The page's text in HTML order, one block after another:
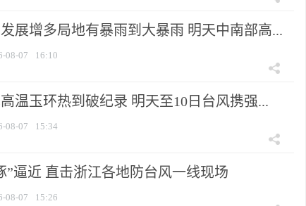
展增多局地有暴雨到大暴雨 明天中南部高...
08-07 16:10
温玉环热到破纪录 明天至10日台风携强...
08-07 15:34
”逼近 直击浙江各地防台风一线现场
08-07 15:26